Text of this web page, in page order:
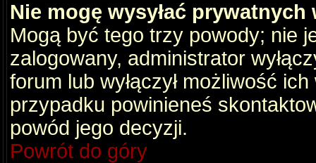
Nie mogę wysyłać
Mogą być tego trzy powody; nie
zalogowany, administrator
forum lub wyłączył możliwość
przypadku powinieneś
powód jego decyzji.
Powrót do góry